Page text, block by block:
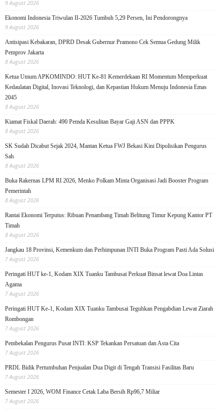
9 August 2026
Ekonomi Indonesia Triwulan II-2026 Tumbuh 5,29 Persen, Ini Pendorongnya
9 August 2026
Antisipasi Kebakaran, DPRD Desak Gubernur Pramono Cek Semua Gedung Milik
Pemprov Jakarta
8 August 2026
Ketua Umum APKOMINDO: HUT Ke-81 Kemerdekaan RI Momentum Memperkuat
Kedaulatan Digital, Inovasi Teknologi, dan Kepastian Hukum Menuju Indonesia Emas
2045
8 August 2026
Kiamat Fiskal Daerah: 490 Pemda Kesulitan Bayar Gaji ASN dan PPPK
8 August 2026
SK Sudah Dicabut Sejak 2024, Mantan Ketua FWJ Bekasi Kini Dipolisikan Pengurus
Sah
8 August 2026
Buka Rakernas LPM RI 2026, Menko Polkam Minta Organisasi Jadi Booster Program
Pemerintah
8 August 2026
Rantai Ekonomi Terputus: Ribuan Penambang Timah Belitung Timur Kepung Kantor PT
Timah
8 August 2026
Jangkau 18 Provinsi, Kemenkum dan Perhimpunan INTI Buka Program Pasti Ada Solusi
7 August 2026
Peringati HUT ke-1, Kodam XIX Tuanku Tambusai Perkuat Binsat lewat Doa Lintas
Agama
7 August 2026
Peringati HUT Ke-1, Kodam XIX Tuanku Tambusai Teguhkan Pengabdian Lewat Ziarah
Rombongan
7 August 2026
Pembekalan Pengurus Pusat INTI: KSP Tekankan Persatuan dan Asta Cita
7 August 2026
PRDL Bidik Pertumbuhan Penjualan Dua Digit di Tengah Transisi Fasilitas Baru
7 August 2026
Semester I 2026, WOM Finance Cetak Laba Bersih Rp96,7 Miliar
7 August 2026